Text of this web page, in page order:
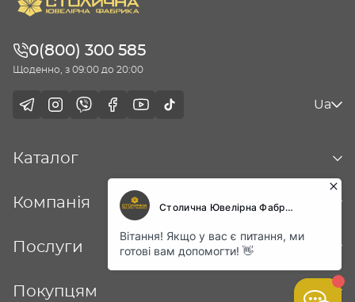
0(800) 300 585
Щоденно, з 09:00 до 20:00
Ua
Каталог
Компанія
Послуги
Покупцям